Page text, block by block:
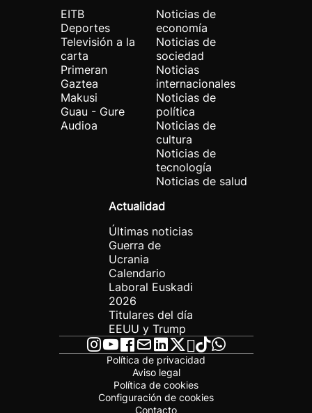
EITB
Deportes
Televisión a la
carta
Primeran
Gaztea
Makusi
Guau - Gure
Audioa
Noticias de
economía
Noticias de
sociedad
Noticias
internacionales
Noticias de
política
Noticias de
cultura
Noticias de
tecnología
Noticias de salud
Actualidad
Últimas noticias
Guerra de
Ucrania
Calendario
Laboral Euskadi
2026
Titulares del día
EEUU y Trump
Política de privacidad
Aviso legal
Política de cookies
Configuración de cookies
Contacto